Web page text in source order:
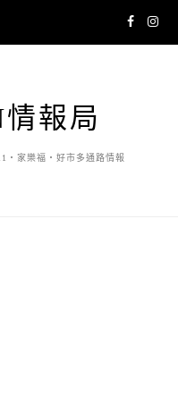
報局
・家樂福・好市多通路情報